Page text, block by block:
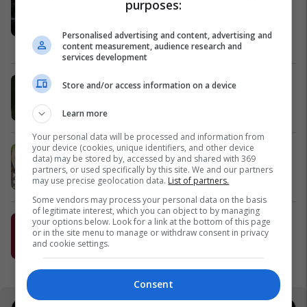
në jetesë dhe projekte që ndërtojnë
të ardhmen
Al Trade Center
Ofertat e Prillit - Fafa Premium Hotel
Pashteta MEKA - zgjedhja praktike
për mëngjesin e fëmijëve
MEKA HALAL FOOD
Nuk është më ëndërr, është bërë
realitet!
purposes:
Personalised advertising and content, advertising and
content measurement, audience research and
services development
Store and/or access information on a device
Learn more
Your personal data will be processed and information from
your device (cookies, unique identifiers, and other device
data) may be stored by, accessed by and shared with 369
partners, or used specifically by this site. We and our partners
may use precise geolocation data. List of partners.
Some vendors may process your personal data on the basis
of legitimate interest, which you can object to by managing
your options below. Look for a link at the bottom of this page
or in the site menu to manage or withdraw consent in privacy
and cookie settings.
Consent